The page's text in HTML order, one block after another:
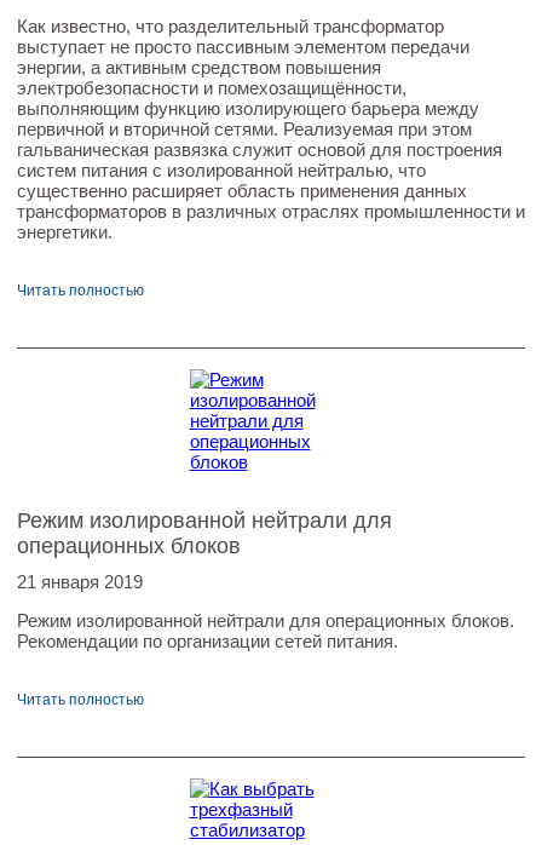
Как известно, что разделительный трансформатор
выступает не просто пассивным элементом передачи
энергии, а активным средством повышения
электробезопасности и помехозащищённости,
выполняющим функцию изолирующего барьера между
первичной и вторичной сетями. Реализуемая при этом
гальваническая развязка служит основой для построения
систем питания с изолированной нейтралью, что
существенно расширяет область применения данных
трансформаторов в различных отраслях промышленности и
энергетики.
Читать полностью
Режим изолированной нейтрали для
операционных блоков
21 января 2019
Режим изолированной нейтрали для операционных блоков.
Рекомендации по организации сетей питания.
Читать полностью